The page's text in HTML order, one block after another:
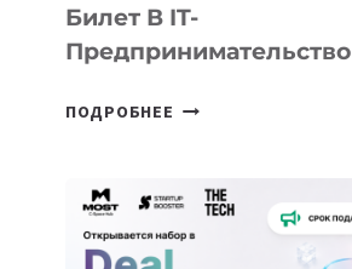
Билет В IT-
Предпринимательство
ПОДРОБНЕЕ ОТ
АЛМАТЫ:
AI